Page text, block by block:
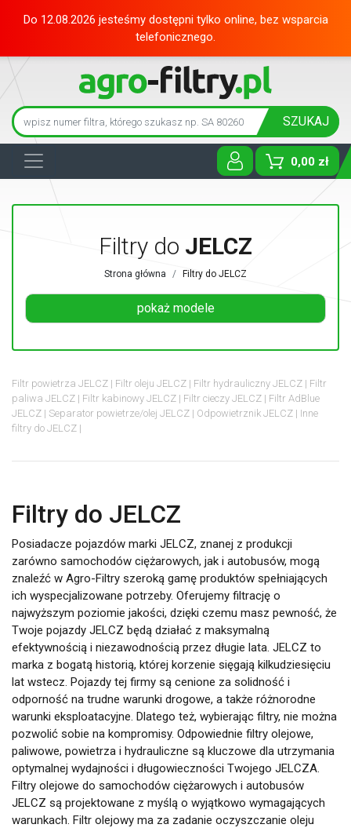
Do 12.08.2026 jesteśmy dostępni tylko online, bez wsparcia
telefonicznego.
SZUKAJ
0,00 zł
Toggle
Filtry do JELCZ
Strona główna Filtry do JELCZ
pokaż modele
Filtr powietrza JELCZ Filtr oleju JELCZ Filtr hydrauliczny JELCZ
Filtr
paliwa JELCZ
Filtr kabinowy JELCZ Filtr cieczy JELCZ
Filtr AdBlue
JELCZ
Separator powietrze/olej JELCZ Odpowietrznik JELCZ
Inne
filtry do JELCZ
Filtry do JELCZ
Posiadacze pojazdów marki JELCZ, znanej z produkcji
zarówno samochodów ciężarowych, jak i autobusów, mogą
znaleźć w Agro-Filtry szeroką gamę produktów spełniających
ich wyspecjalizowane potrzeby. Oferujemy filtrację o
najwyższym poziomie jakości, dzięki czemu masz pewność, że
Twoje pojazdy JELCZ będą działać z maksymalną
efektywnością i niezawodnością przez długie lata. JELCZ to
marka z bogatą historią, której korzenie sięgają kilkudziesięciu
lat wstecz. Pojazdy tej firmy są cenione za solidność i
odporność na trudne warunki drogowe, a także różnorodne
warunki eksploatacyjne. Dlatego też, wybierając filtry, nie można
pozwolić sobie na kompromisy. Odpowiednie filtry olejowe,
paliwowe, powietrza i hydrauliczne są kluczowe dla utrzymania
optymalnej wydajności i długowieczności Twojego JELCZA.
Filtry olejowe do samochodów ciężarowych i autobusów
JELCZ są projektowane z myślą o wyjątkowo wymagających
warunkach. Filtr olejowy ma za zadanie oczyszczanie oleju